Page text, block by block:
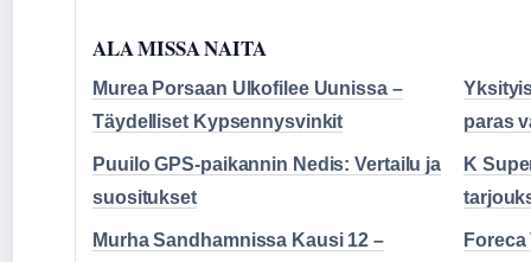
ALA MISSA NAITA
Murea Porsaan Ulkofilee Uunissa –
Täydelliset Kypsennysvinkit
paras
Puuilo GPS-paikannin Nedis: Vertailu ja
suositukset
K
Murha Sandhamnissa Kausi 12 –